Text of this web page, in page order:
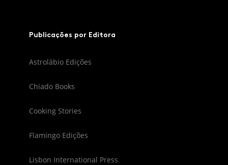
Publicações por Editora
Astrolábio Edições
Chiado Books
Cooking Stories
Flamingo Edições
Lisbon International Press